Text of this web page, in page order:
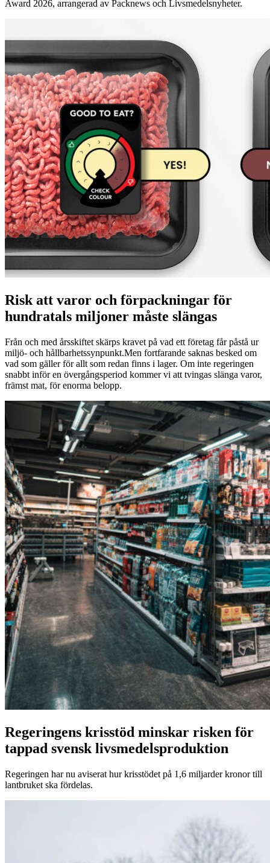
Award 2026, arrangerad av Packnews och Livsmedelsnyheter.
Risk att varor och förpackningar för
hundratals miljoner måste slängas
Från och med årsskiftet skärps kravet på vad ett företag får påstå ur
miljö- och hållbarhetssynpunkt.Men fortfarande saknas besked om
vad som gäller för allt som redan finns i lager. Om inte regeringen
snabbt inför en övergångsperiod kommer vi att tvingas slänga varor,
främst mat, för enorma belopp.
Regeringens krisstöd minskar risken för
tappad svensk livsmedelsproduktion
Regeringen har nu aviserat hur krisstödet på 1,6 miljarder kronor till
lantbruket ska fördelas.